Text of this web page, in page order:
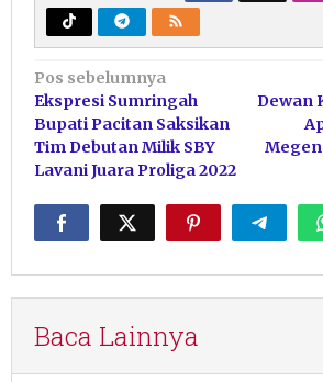
Navigasi
pos
Pos sebelumnya
Ekspresi Sumringah
Bupati Pacitan Saksikan
Tim Debutan Milik SBY
Lavani Juara Proliga 2022
Dewan
Baca Lainnya